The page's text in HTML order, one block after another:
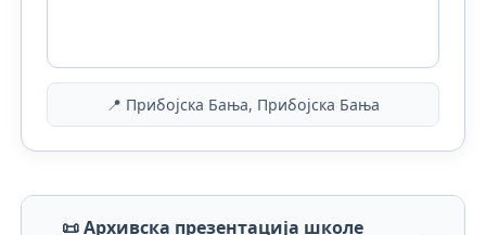
📍 Прибојска Бања, Прибојска Бања
📜 Архивска презентација школе